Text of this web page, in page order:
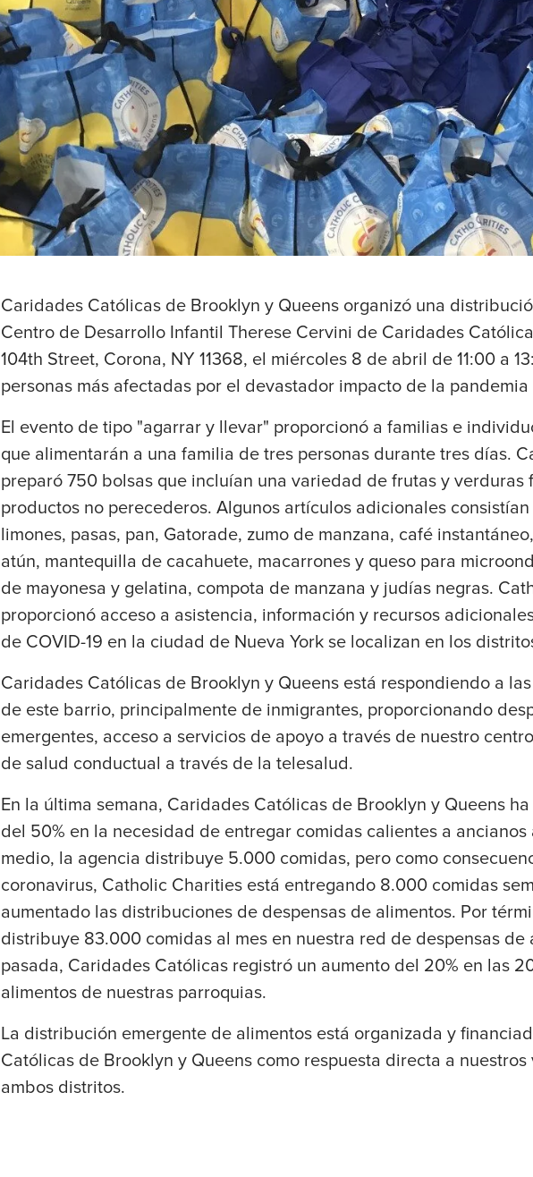
Caridades Católicas de Brooklyn y Queens organizó una
Centro de Desarrollo Infantil Therese Cervini de Caridades
104th Street, Corona, NY 11368, el miércoles 8 de abril de 11:00 a
personas más afectadas por el devastador impacto de la pandemia
El evento de tipo "agarrar y llevar" proporcionó a familias e
que alimentarán a una familia de tres personas durante tres días.
preparó 750 bolsas que incluían una variedad de frutas y verduras
productos no perecederos. Algunos artículos adicionales
limones, pasas, pan, Gatorade, zumo de manzana, café
atún, mantequilla de cacahuete, macarrones y queso para
de mayonesa y gelatina, compota de manzana y judías negras.
proporcionó acceso a asistencia, información y recursos
de COVID-19 en la ciudad de Nueva York se localizan en los
Caridades Católicas de Brooklyn y Queens está respondiendo a
de este barrio, principalmente de inmigrantes, proporcionando
emergentes, acceso a servicios de apoyo a través de nuestro
de salud conductual a través de la telesalud.
En la última semana, Caridades Católicas de Brooklyn y Queens
del 50% en la necesidad de entregar comidas calientes a
medio, la agencia distribuye 5.000 comidas, pero como
coronavirus, Catholic Charities está entregando 8.000 comidas
aumentado las distribuciones de despensas de alimentos. Por
distribuye 83.000 comidas al mes en nuestra red de despensas de
pasada, Caridades Católicas registró un aumento del 20% en las
alimentos de nuestras parroquias.
La distribución emergente de alimentos está organizada y
Católicas de Brooklyn y Queens como respuesta directa a
ambos distritos.